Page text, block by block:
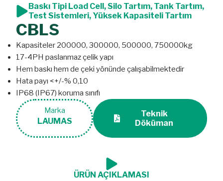
Baskı Tipi Load Cell,Silo Tartım, Tank Tartım,
Test Sistemleri, Yüksek Kapasiteli Tartım
CBLS
Kapasiteler 200000, 300000, 500000, 750000kg
17-4PH paslanmaz çelik yapı
Hem baskı hem de çeki yönünde çalışabilmektedir
Hata payı <+/-% 0,10
IP68 (IP67) koruma sınıfı
Marka
LAUMAS
Teknik
Döküman
ÜRÜN AÇIKLAMASI